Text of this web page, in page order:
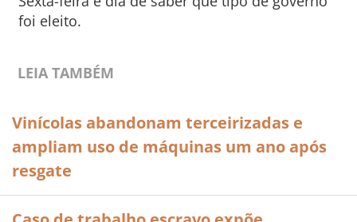
foi eleito.
LEIA TAMBÉM
Vinícolas abandonam terceirizadas e
ampliam uso de máquinas um ano após
resgate